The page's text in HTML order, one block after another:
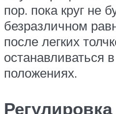
пор. пока круг не
безразличном
после легких
останавливаться
положениях.
Регулировка